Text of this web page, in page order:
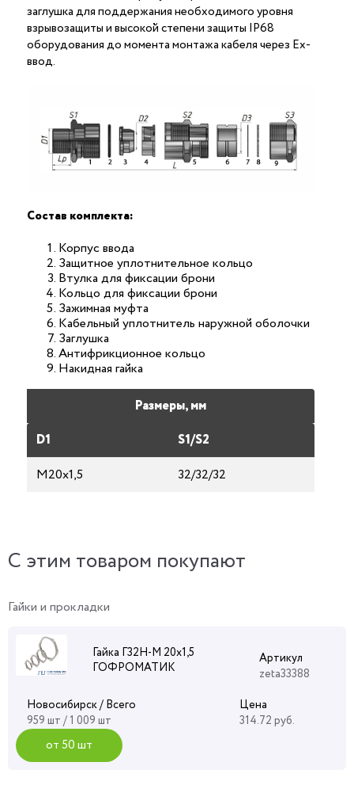
заглушка для поддержания необходимого уровня
взрывозащиты и высокой степени защиты IP68
оборудования до момента монтажа кабеля через Ex-
ввод.
Состав комплекта:
Корпус ввода
Защитное уплотнительное кольцо
Втулка для фиксации брони
Кольцо для фиксации брони
Зажимная муфта
Кабельный уплотнитель наружной оболочки
Заглушка
Антифрикционное кольцо
Накидная гайка
Размеры, мм
D1
S1/S2
М20х1,5
32/32/32
C этим товаром покупают
Гайки и прокладки
Гайка Г32Н-М 20х1,5
ГОФРОМАТИК
Артикул
zeta33388
Новосибирск / Всего
959 шт / 1 009 шт
Цена
314.72 руб.
от 50 шт